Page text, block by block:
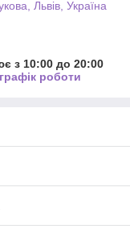
Львів, Україна
з 10:00 до 20:00
роботи